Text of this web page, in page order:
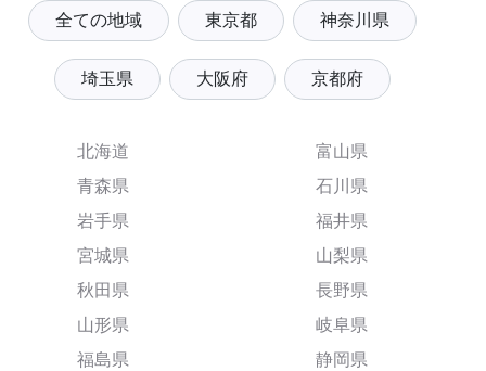
全ての地域 東京都 神奈川県
埼玉県 大阪府 京都府
北海道
青森県
岩手県
宮城県
秋田県
山形県
福島県
富山県
石川県
福井県
山梨県
長野県
岐阜県
静岡県